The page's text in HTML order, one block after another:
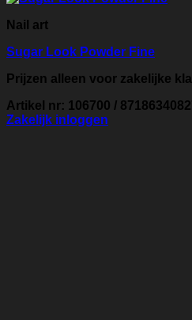
Nail art
Sugar Look Powder Fine
Prijzen alleen voor zakelijke
Artikel nr: 106700 /
Zakelijk inloggen